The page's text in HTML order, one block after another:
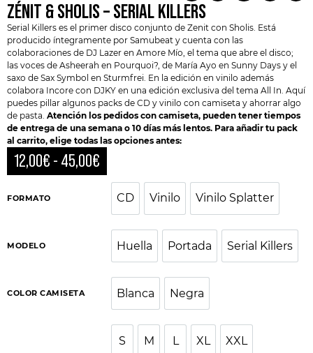
ZÉNIT & SHOLIS – SERIAL KILLERS
Serial Killers es el primer disco conjunto de Zenit con Sholis. Está
producido íntegramente por Samubeat y cuenta con las
colaboraciones de DJ Lazer en Amore Mío, el tema que abre el disco;
las voces de Asheerah en Pourquoi?, de María Ayo en Sunny Days y el
saxo de Sax Symbol en Sturmfrei. En la edición en vinilo además
colabora Incore con DJKY en una edición exclusiva del tema All In. Aquí
puedes pillar algunos packs de CD y vinilo con camiseta y ahorrar algo
de pasta. Atención los pedidos con camiseta, pueden tener tiempos
de entrega de una semana o 10 días más lentos. Para añadir tu pack
al carrito, elige todas las opciones antes:
12,00€ - 45,00€
FORMATO CD Vinilo ViniloVinilo Splatter
MODELO Huella
Huella Portada
Portada Serial Killers
Serial Killers
COLOR CAMISETA Blanca
Blanca Negra
Negra
S
S MM L
L XL
XL XXL
XXL